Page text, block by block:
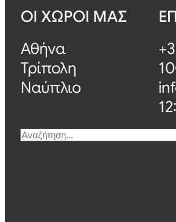
ΟΙ ΧΩΡΟΙ ΜΑΣ
Αθήνα
Τρίπολη
Ναύπλιο
Αναζήτηση